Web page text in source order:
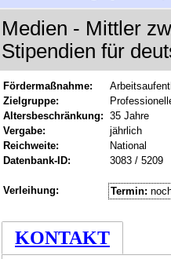
Medien - Mittler
Stipendien für
Fördermaßnahme:
Zielgruppe:
Altersbeschränkung: 35 Jahre
Vergabe:
jährlich
Reichweite:
National
Datenbank-ID:
3083 / 5209
Verleihung: Termin:
KONTAKT